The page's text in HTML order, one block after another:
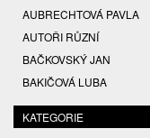
AUBRECHTOVÁ PAVLA
AUTOŘI RŮZNÍ
BAČKOVSKÝ JAN
BAKIČOVÁ LUBA
BALCAR JIŘÍ
BALCAR KAREL
KATEGORIE